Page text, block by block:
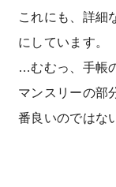
これにも、詳細
にしています。
…むむっ、手帳
マンスリーの部
番良いのではな